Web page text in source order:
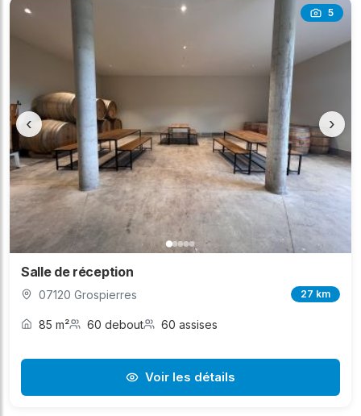
5
‹ ›
Salle de réception
07120 Grospierres 27 km
85 m² 60 debout 60 assises
Voir les détails